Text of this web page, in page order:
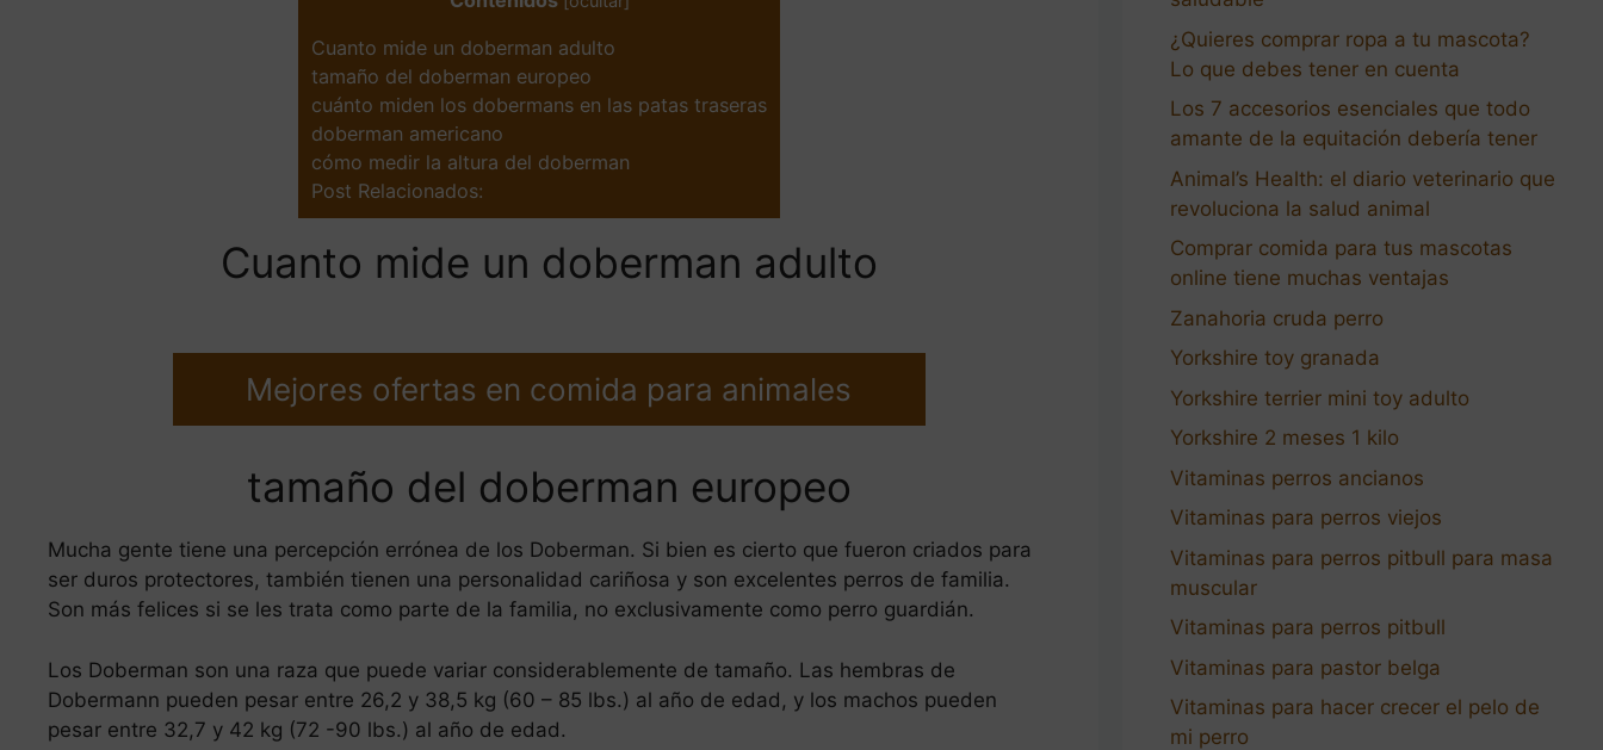
Cuanto mide un doberman adulto
tamaño del doberman europeo
cuánto miden los dobermans en las patas traseras
doberman americano
cómo medir la altura del doberman
Post Relacionados:
Cuanto mide un doberman adulto
Mejores ofertas en comida para animales
tamaño del doberman europeo
Mucha gente tiene una percepción errónea de los Doberman. Si bien es cierto que fueron criados para
ser duros protectores, también tienen una personalidad cariñosa y son excelentes perros de familia.
Son más felices si se les trata como parte de la familia, no exclusivamente como perro guardián.
Los Doberman son una raza que puede variar considerablemente de tamaño. Las hembras de
Dobermann pueden pesar entre 26,2 y 38,5 kg (60 – 85 lbs.) al año de edad, y los machos pueden
pesar entre 32,7 y 42 kg (72 -90 lbs.) al año de edad.
¿Quieres comprar ropa a tu mascota?
Lo que debes tener en cuenta
Los 7 accesorios esenciales que todo
amante de la equitación debería tener
Animal’s Health: el diario veterinario que
revoluciona la salud animal
Comprar comida para tus mascotas
online tiene muchas ventajas
Zanahoria cruda perro
Yorkshire toy granada
Yorkshire terrier mini toy adulto
Yorkshire 2 meses 1 kilo
Vitaminas perros ancianos
Vitaminas para perros viejos
Vitaminas para perros pitbull para masa
muscular
Vitaminas para perros pitbull
Vitaminas para pastor belga
Vitaminas para hacer crecer el pelo de
mi perro